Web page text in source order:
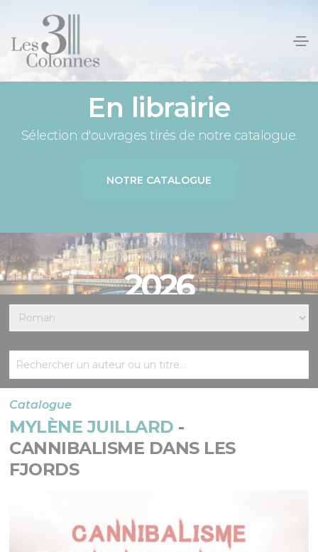
En librairie
Sélection d'ouvrages tirés de notre catalogue.
NOTRE CATALOGUE
2026
Catalogue
MYLÈNE JUILLARD -
CANNIBALISME DANS LES
FJORDS